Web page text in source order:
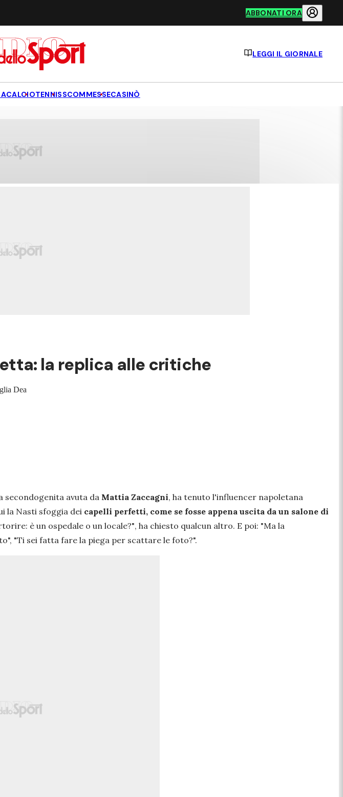
ABBONATI ORA
LEGGI IL GIORNALE
CALCIOTENNISSCOMMESSECASINÒ
la replica alle critiche
Dea
secondogenita avuta da Mattia Zaccagni, ha tenuto l'influencer napoletana
la Nasti sfoggia dei capelli perfetti, come se fosse appena uscita da un salone di
è un ospedale o un locale?", ha chiesto qualcun altro. E poi: "Ma la
"Ti sei fatta fare la piega per scattare le foto?".